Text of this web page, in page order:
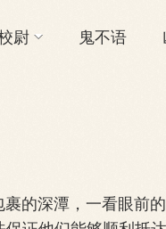
尉 鬼不语
的深潭，一看眼前